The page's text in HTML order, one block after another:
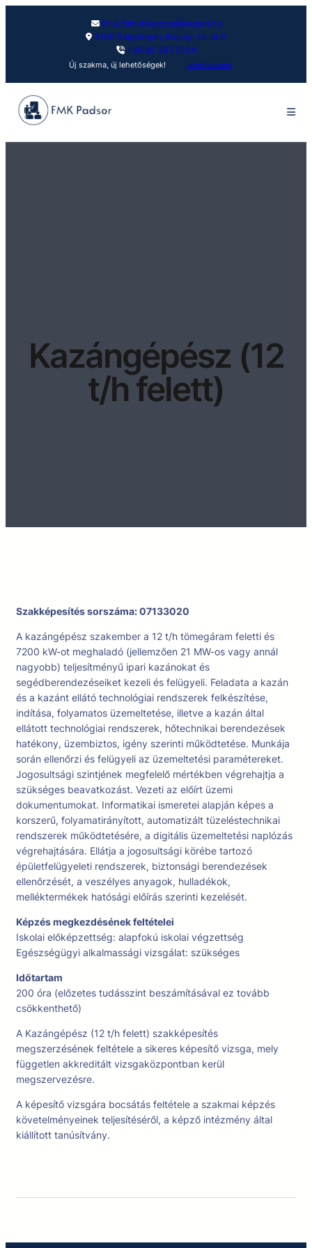
f.m.k.felnottkepzes@starjan.hu
3100 Salgótarján, Bajcsy-Zs. út 9.
+36 20 347 5734
Új szakma, új lehetőségek! Jelentkezzen!
Kazángépész (12
t/h felett)
Szakképesítés sorszáma: 07133020
A kazángépész szakember a 12 t/h tömegáram feletti és
7200 kW-ot meghaladó (jellemzően 21 MW-os vagy annál
nagyobb) teljesítményű ipari kazánokat és
segédberendezéseiket kezeli és felügyeli. Feladata a kazán
és a kazánt ellátó technológiai rendszerek felkészítése,
indítása, folyamatos üzemeltetése, illetve a kazán által
ellátott technológiai rendszerek, hőtechnikai berendezések
hatékony, üzembiztos, igény szerinti működtetése. Munkája
során ellenőrzi és felügyeli az üzemeltetési paramétereket.
Jogosultsági szintjének megfelelő mértékben végrehajtja a
szükséges beavatkozást. Vezeti az előírt üzemi
dokumentumokat. Informatikai ismeretei alapján képes a
korszerű, folyamatirányított, automatizált tüzeléstechnikai
rendszerek működtetésére, a digitális üzemeltetési naplózás
végrehajtására. Ellátja a jogosultsági körébe tartozó
épületfelügyeleti rendszerek, biztonsági berendezések
ellenőrzését, a veszélyes anyagok, hulladékok,
melléktermékek hatósági előírás szerinti kezelését.
Képzés megkezdésének feltételei
Iskolai előképzettség: alapfokú iskolai végzettség
Egészségügyi alkalmassági vizsgálat: szükséges
Időtartam
200 óra (előzetes tudásszint beszámításával ez tovább
csökkenthető)
A Kazángépész (12 t/h felett) szakképesítés
megszerzésének feltétele a sikeres képesítő vizsga, mely
független akkreditált vizsgaközpontban kerül
megszervezésre.
A képesítő vizsgára bocsátás feltétele a szakmai képzés
követelményeinek teljesítéséről, a képző intézmény által
kiállított tanúsítvány.